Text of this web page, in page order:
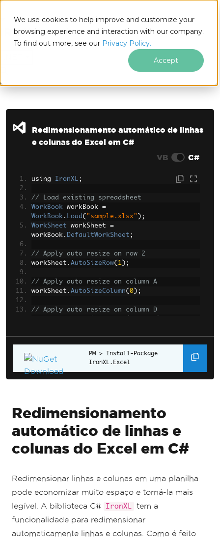
We use cookies to help improve and customize your
browsing experience and interaction with our company.
To find out more, see our Privacy Policy.
Accept
Redimensionamento automático de linhas
e colunas do Excel em C#
VB
C#
using IronXL ;
// Load existing spreadsheet
WorkBook workBook =
WorkBook . Load ( "sample.xlsx" );
WorkSheet workSheet =
workBook . DefaultWorkSheet ;
// Apply auto resize on row 2
workSheet . AutoSizeRow( 1 );
// Apply auto resize on column A
workSheet . AutoSizeColumn( 0 );
// Apply auto resize on column D
workBook.SaveAs("autoResize.xlsx");
Install-Package
IronXL.Excel
Redimensionamento
automático de linhas e
colunas do Excel em C#
Redimensionar linhas e colunas em uma planilha
pode economizar muito espaço e torná-la mais
legível. A biblioteca C#
IronXL
tem a
funcionalidade para redimensionar
automaticamente linhas e colunas. Como é feito